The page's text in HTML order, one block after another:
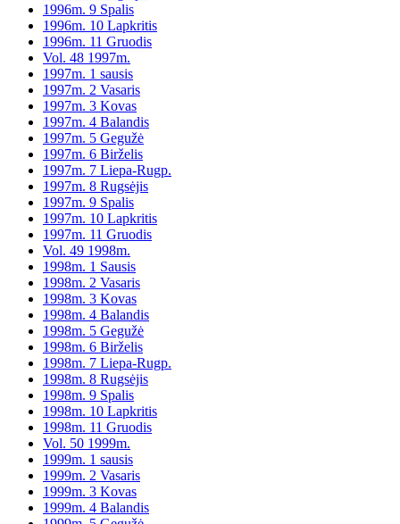
1996m. 9 Spalis
1996m. 10 Lapkritis
1996m. 11 Gruodis
Vol. 48 1997m.
1997m. 1 sausis
1997m. 2 Vasaris
1997m. 3 Kovas
1997m. 4 Balandis
1997m. 5 Gegužė
1997m. 6 Birželis
1997m. 7 Liepa-Rugp.
1997m. 8 Rugsėjis
1997m. 9 Spalis
1997m. 10 Lapkritis
1997m. 11 Gruodis
Vol. 49 1998m.
1998m. 1 Sausis
1998m. 2 Vasaris
1998m. 3 Kovas
1998m. 4 Balandis
1998m. 5 Gegužė
1998m. 6 Birželis
1998m. 7 Liepa-Rugp.
1998m. 8 Rugsėjis
1998m. 9 Spalis
1998m. 10 Lapkritis
1998m. 11 Gruodis
Vol. 50 1999m.
1999m. 1 sausis
1999m. 2 Vasaris
1999m. 3 Kovas
1999m. 4 Balandis